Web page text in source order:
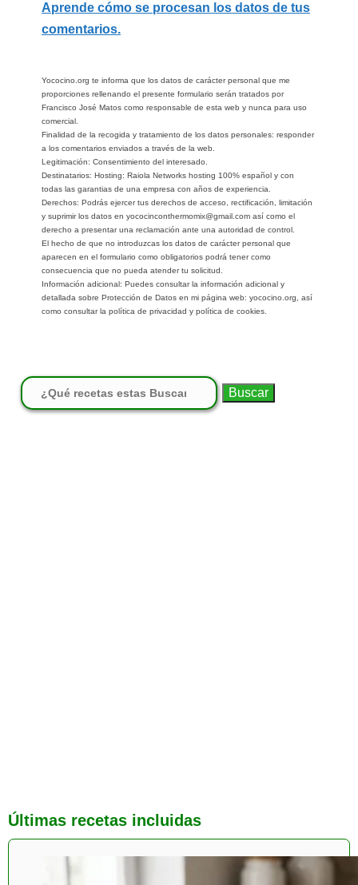
Aprende cómo se procesan los datos de tus
comentarios.
Yococino.org te informa que los datos de carácter personal que me
proporciones rellenando el presente formulario serán tratados por
Francisco José Matos como responsable de esta web y nunca para uso
comercial.
Finalidad de la recogida y tratamiento de los datos personales: responder
a los comentarios enviados a través de la web.
Legitimación: Consentimiento del interesado.
Destinatarios: Hosting: Raiola Networks hosting 100% español y con
todas las garantias de una empresa con años de experiencia.
Derechos: Podrás ejercer tus derechos de acceso, rectificación, limitación
y suprimir los datos en yococinconthermomix@gmail.com así como el
derecho a presentar una reclamación ante una autoridad de control.
El hecho de que no introduzcas los datos de carácter personal que
aparecen en el formulario como obligatorios podrá tener como
consecuencia que no pueda atender tu solicitud.
Información adicional: Puedes consultar la información adicional y
detallada sobre Protección de Datos en mi página web: yococino.org, así
como consultar la política de privacidad y política de cookies.
Buscar:
Últimas recetas incluidas